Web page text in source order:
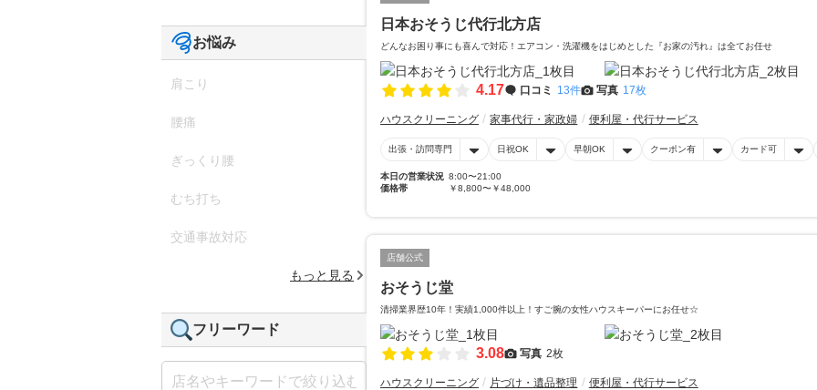
日本おそうじ代行北方店
どんなお困り事にも喜んで対応！エアコン・洗濯機をはじめとした『お家の汚れ』は全てお任せ
4.17 口コミ 13件 写真 17枚
ハウスクリーニング 家事代行・家政婦 便利屋・代行サービス
出張・訪問専門 日祝OK 早朝OK クーポン有 カード可
本日の営業状況 8:00〜21:00
価格帯
￥8,800〜￥48,000
店舗公式
おそうじ堂
清掃業界歴10年！実績1,000件以上！すご腕の女性ハウスキーパーにお任せ☆
3.08 写真 2枚
ハウスクリーニング 片づけ・遺品整理 便利屋・代行サービス
お悩み
肩こり
腰痛
ぎっくり腰
むち打ち
交通事故対応
もっと見る
フリーワード